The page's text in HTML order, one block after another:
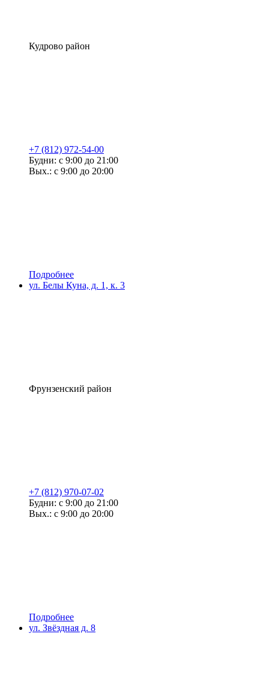
Кудрово район
+7 (812) 972-54-00
Будни: с 9:00 до 21:00
Вых.: с 9:00 до 20:00
Подробнее
ул. Белы Куна, д. 1, к. 3
Фрунзенский район
+7 (812) 970-07-02
Будни: с 9:00 до 21:00
Вых.: с 9:00 до 20:00
Подробнее
ул. Звёздная д. 8